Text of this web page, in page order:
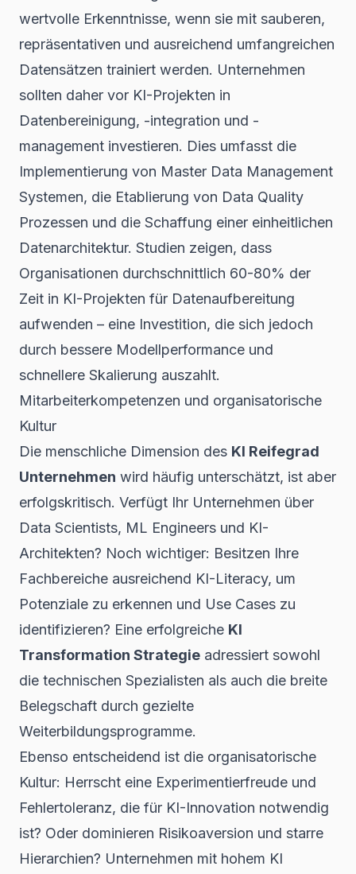
wertvolle Erkenntnisse, wenn sie mit sauberen,
repräsentativen und ausreichend umfangreichen
Datensätzen trainiert werden. Unternehmen
sollten daher vor KI-Projekten in
Datenbereinigung, -integration und -
management investieren. Dies umfasst die
Implementierung von Master Data Management
Systemen, die Etablierung von Data Quality
Prozessen und die Schaffung einer einheitlichen
Datenarchitektur. Studien zeigen, dass
Organisationen durchschnittlich 60-80% der
Zeit in KI-Projekten für Datenaufbereitung
aufwenden – eine Investition, die sich jedoch
durch bessere Modellperformance und
schnellere Skalierung auszahlt.
Mitarbeiterkompetenzen und organisatorische
Kultur
Die menschliche Dimension des KI Reifegrad
Unternehmen wird häufig unterschätzt, ist aber
erfolgskritisch. Verfügt Ihr Unternehmen über
Data Scientists, ML Engineers und KI-
Architekten? Noch wichtiger: Besitzen Ihre
Fachbereiche ausreichend KI-Literacy, um
Potenziale zu erkennen und Use Cases zu
identifizieren? Eine erfolgreiche KI
Transformation Strategie adressiert sowohl
die technischen Spezialisten als auch die breite
Belegschaft durch gezielte
Weiterbildungsprogramme.
Ebenso entscheidend ist die organisatorische
Kultur: Herrscht eine Experimentierfreude und
Fehlertoleranz, die für KI-Innovation notwendig
ist? Oder dominieren Risikoaversion und starre
Hierarchien? Unternehmen mit hohem KI